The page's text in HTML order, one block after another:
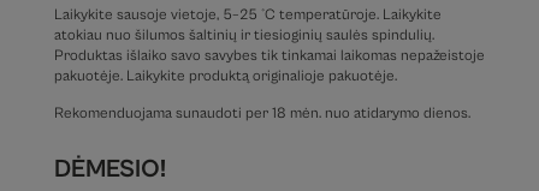
Laikykite sausoje vietoje, 5–25 °C temperatūroje. Laikykite
atokiau nuo šilumos šaltinių ir tiesioginių saulės spindulių.
Produktas išlaiko savo savybes tik tinkamai laikomas nepažeistoje
pakuotėje. Laikykite produktą originalioje pakuotėje.
Rekomenduojama sunaudoti per 18 mėn. nuo atidarymo dienos.
DĖMESIO!